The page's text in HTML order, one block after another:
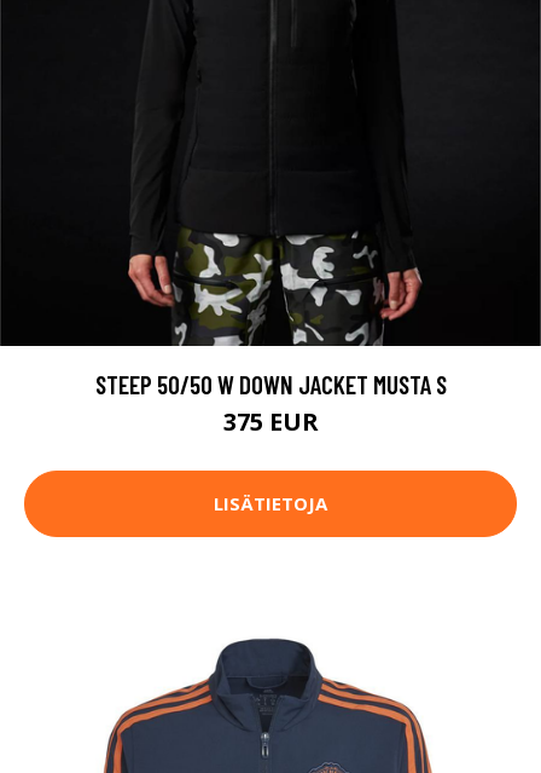
STEEP 50/50 W DOWN JACKET MUSTA S
375 EUR
LISÄTIETOJA